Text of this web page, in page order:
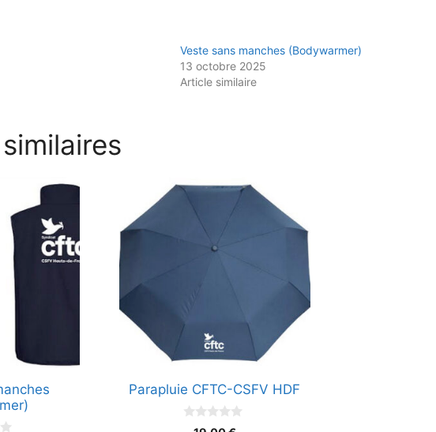
Veste sans manches (Bodywarmer)
13 octobre 2025
Article similaire
Parapluie CFTC-CSFV HDF